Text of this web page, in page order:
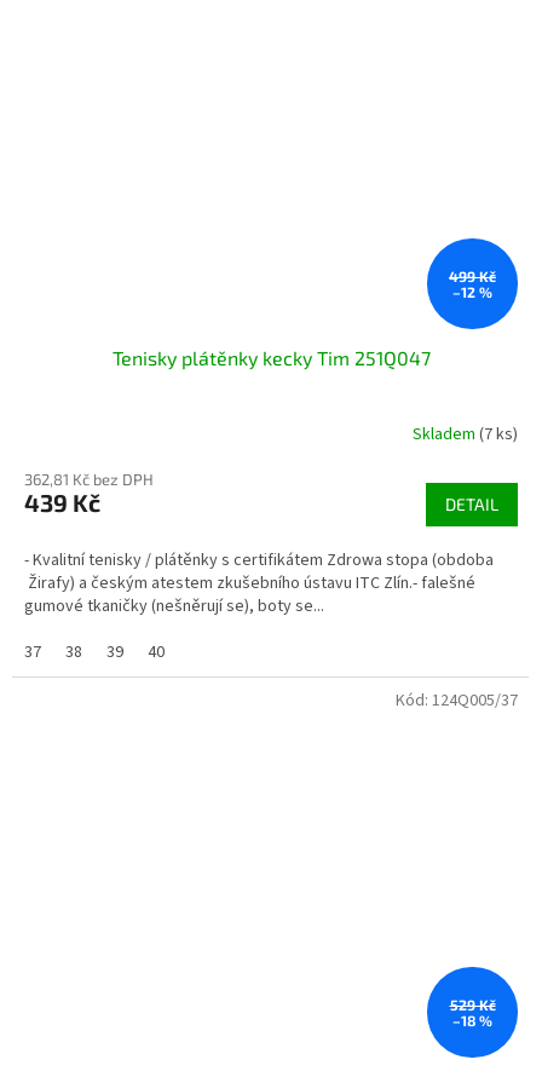
499 Kč
–12 %
Tenisky plátěnky kecky Tim 251Q047
Skladem (7 ks)
362,81 Kč bez DPH
439 Kč DETAIL
- Kvalitní tenisky / plátěnky s certifikátem Zdrowa stopa (obdoba
Žirafy) a českým atestem zkušebního ústavu ITC Zlín.- falešné
gumové tkaničky (nešněrují se), boty se...
37
38 39 40
529 Kč
–18 %
Kód: 124Q005/37